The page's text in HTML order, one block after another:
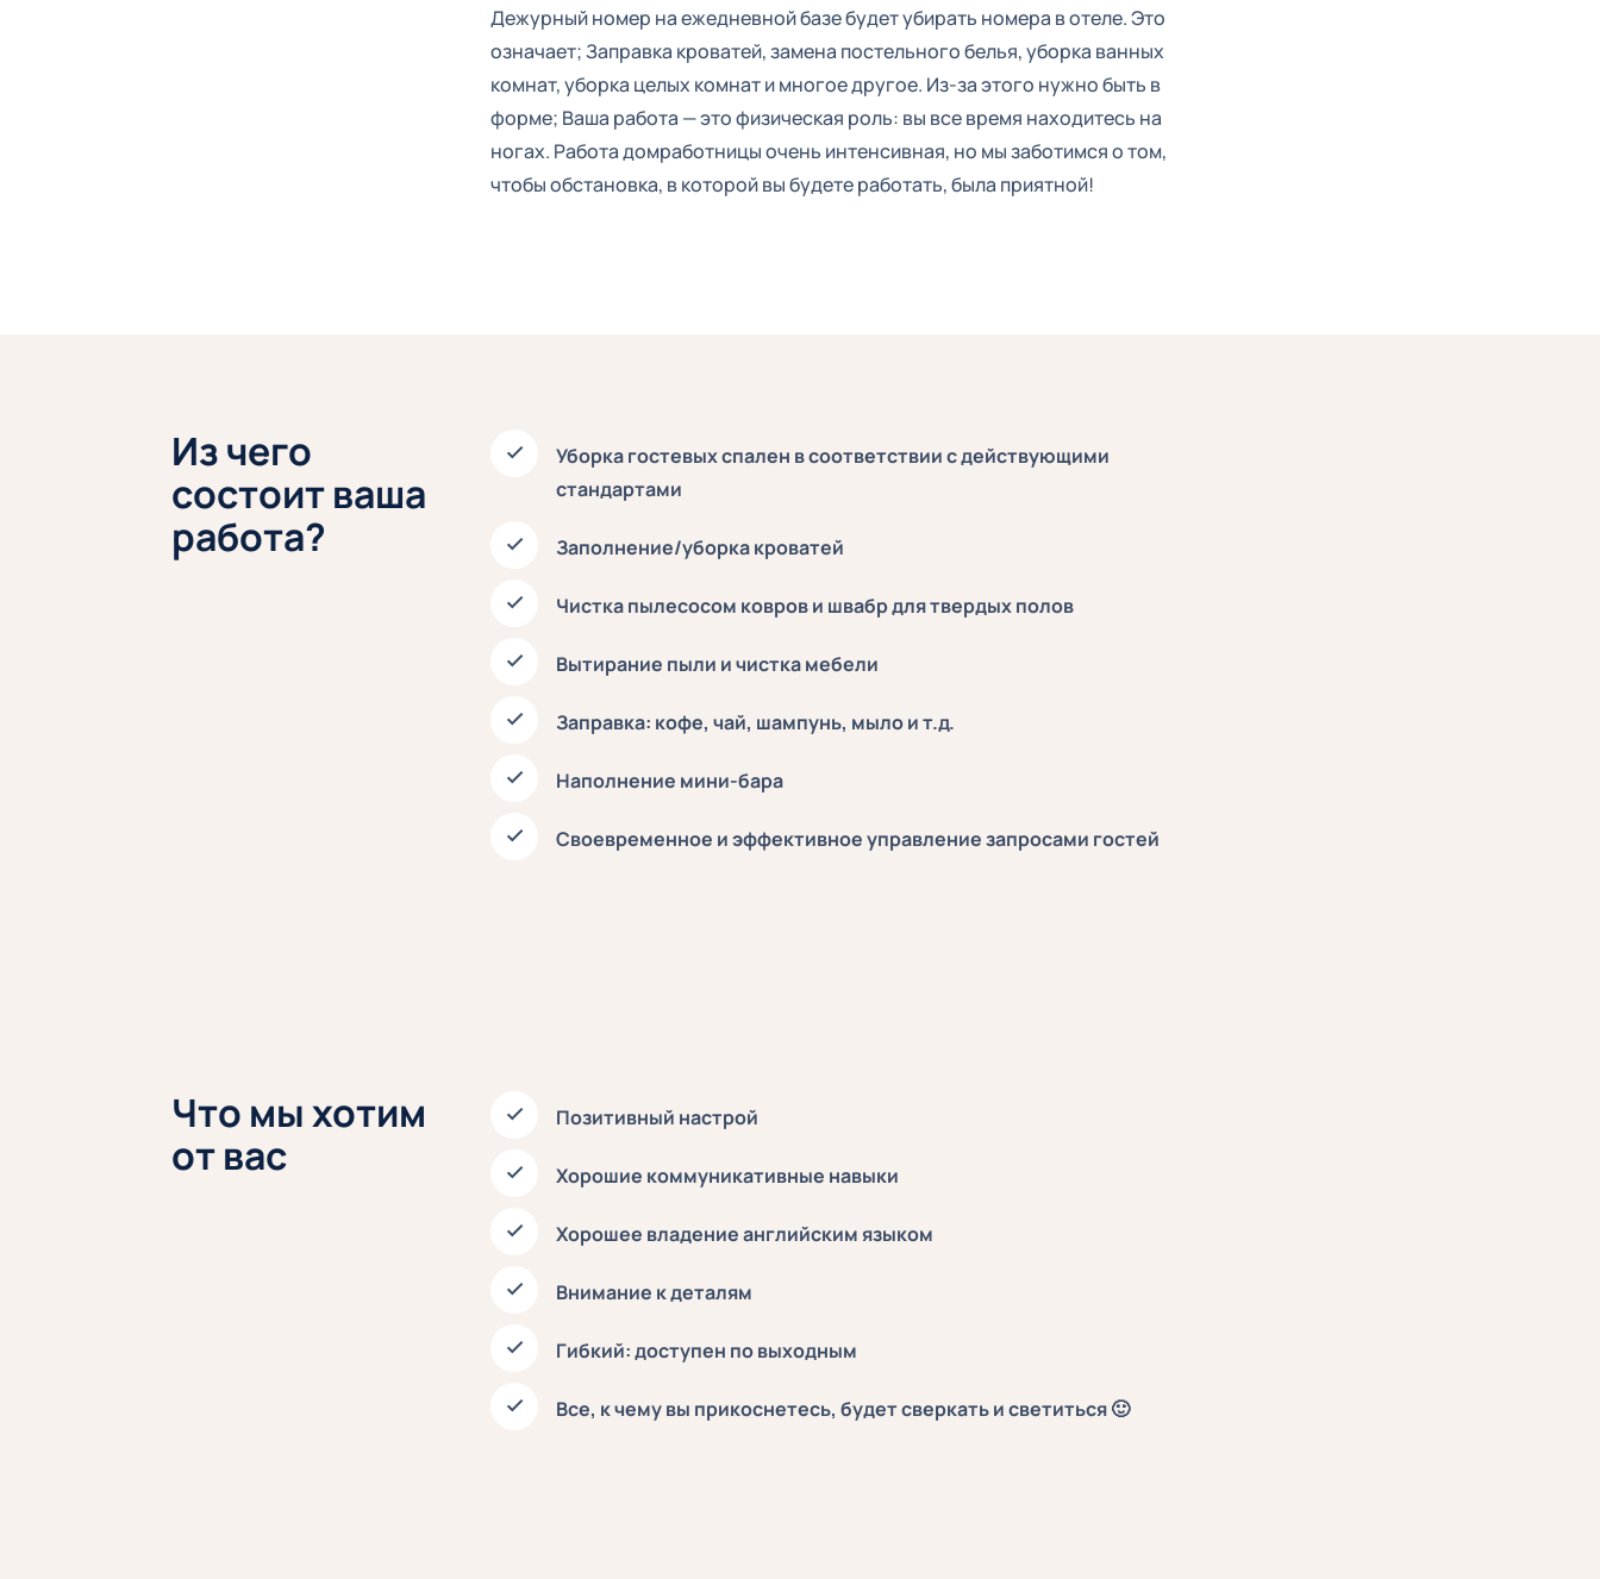
Дежурный номер на ежедневной базе будет убирать номера в отеле. Это
означает; Заправка кроватей, замена постельного белья, уборка ванных
комнат, уборка целых комнат и многое другое. Из-за этого нужно быть в
форме; Ваша работа — это физическая роль: вы все время находитесь на
ногах. Работа домработницы очень интенсивная, но мы заботимся о том,
чтобы обстановка, в которой вы будете работать, была приятной!
Из чего
состоит ваша
работа?
Уборка гостевых спален в соответствии с действующими
стандартами
Заполнение/уборка кроватей
Чистка пылесосом ковров и швабр для твердых полов
Вытирание пыли и чистка мебели
Заправка: кофе, чай, шампунь, мыло и т.д.
Наполнение мини-бара
Своевременное и эффективное управление запросами гостей
Что мы хотим
от вас
Позитивный настрой
Хорошие коммуникативные навыки
Хорошее владение английским языком
Внимание к деталям
Гибкий: доступен по выходным
Все, к чему вы прикоснетесь, будет сверкать и светиться 🙂